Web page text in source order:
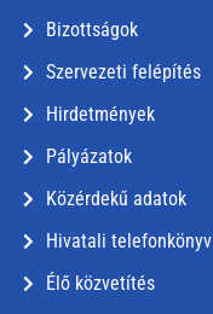
Bizottságok
Szervezeti felépítés
Hirdetmények
Pályázatok
Közérdekű adatok
Hivatali telefonkönyv
Élő közvetítés